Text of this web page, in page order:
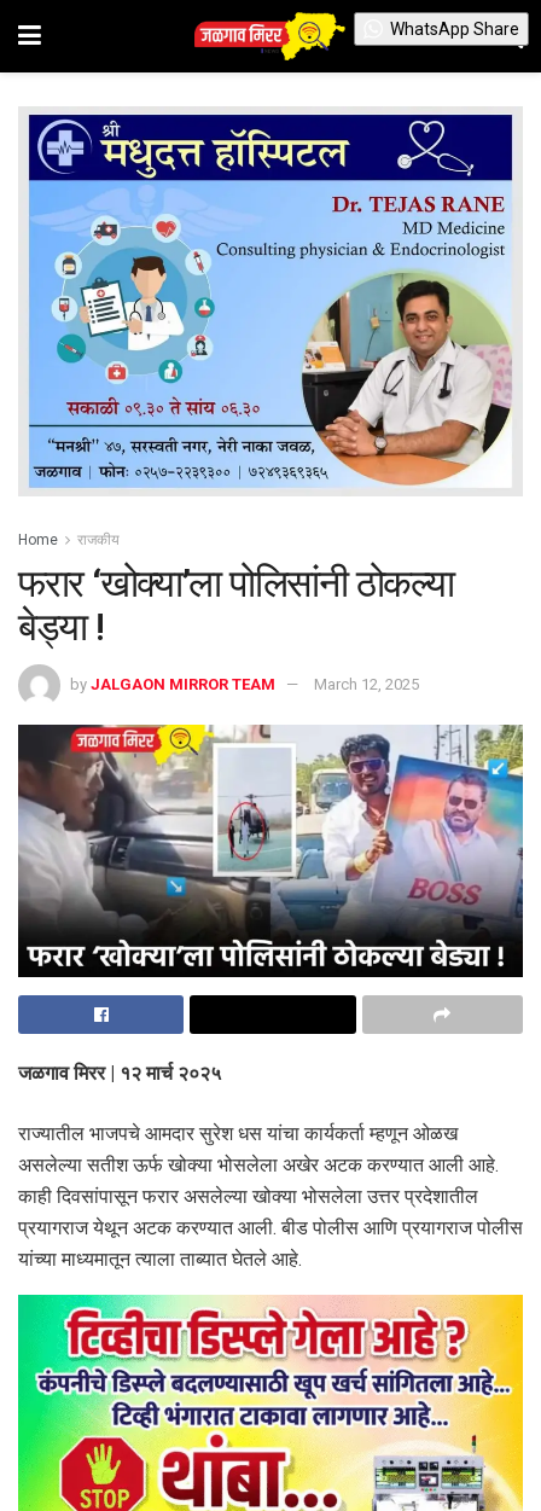
Home राजकीय
फरार ‘खोक्या’ला पोलिसांनी ठोकल्या
बेड्या !
by JALGAON MIRROR TEAM March 12, 2025
जळगाव मिरर | १२ मार्च २०२५
राज्यातील भाजपचे आमदार सुरेश धस यांचा कार्यकर्ता म्हणून ओळख
असलेल्या सतीश ऊर्फ खोक्या भोसलेला अखेर अटक करण्यात आली आहे.
काही दिवसांपासून फरार असलेल्या खोक्या भोसलेला उत्तर प्रदेशातील
प्रयागराज येथून अटक करण्यात आली. बीड पोलीस आणि प्रयागराज पोलीस
यांच्या माध्यमातून त्याला ताब्यात घेतले आहे.
WhatsApp Share